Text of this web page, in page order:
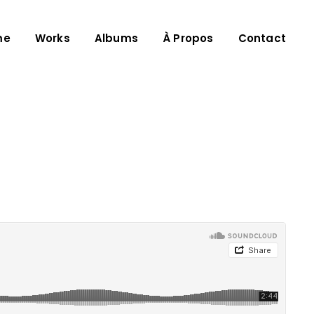
Works Albums À Propos Contact